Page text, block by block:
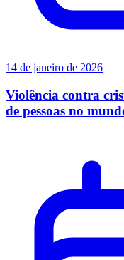
14 de janeiro de 2026
Violência contra
de pessoas no